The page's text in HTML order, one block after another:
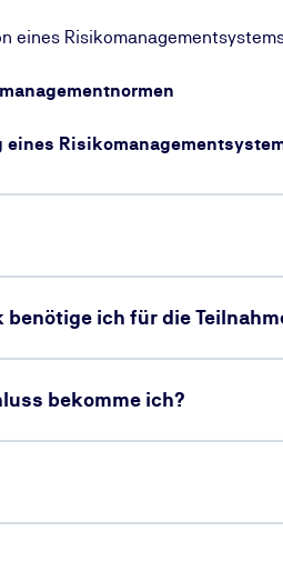
eines
eines
benötige ich für die
bekomme ich?